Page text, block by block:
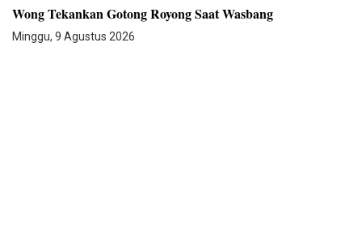
Wong Tekankan Gotong Royong Saat Wasbang
Minggu, 9 Agustus 2026